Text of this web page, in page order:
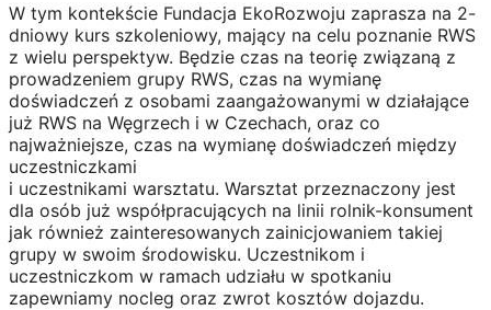
W tym kontekście Fundacja EkoRozwoju zaprasza na 2-
dniowy kurs szkoleniowy, mający na celu poznanie RWS
z wielu perspektyw. Będzie czas na teorię związaną z
prowadzeniem grupy RWS, czas na wymianę
doświadczeń z osobami zaangażowanymi w działające
już RWS na Węgrzech i w Czechach, oraz co
najważniejsze, czas na wymianę doświadczeń między
uczestniczkami
i uczestnikami warsztatu. Warsztat przeznaczony jest
dla osób już współpracujących na linii rolnik-konsument
jak również zainteresowanych zainicjowaniem takiej
grupy w swoim środowisku. Uczestnikom i
uczestniczkom w ramach udziału w spotkaniu
zapewniamy nocleg oraz zwrot kosztów dojazdu.